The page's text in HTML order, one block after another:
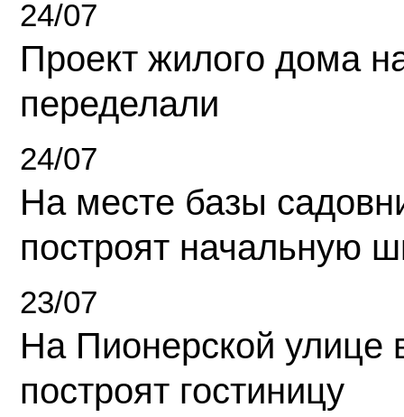
24/07
Проект жилого дома
переделали
24/07
На месте базы
построят начальную
23/07
На Пионерской улице
построят гостиницу